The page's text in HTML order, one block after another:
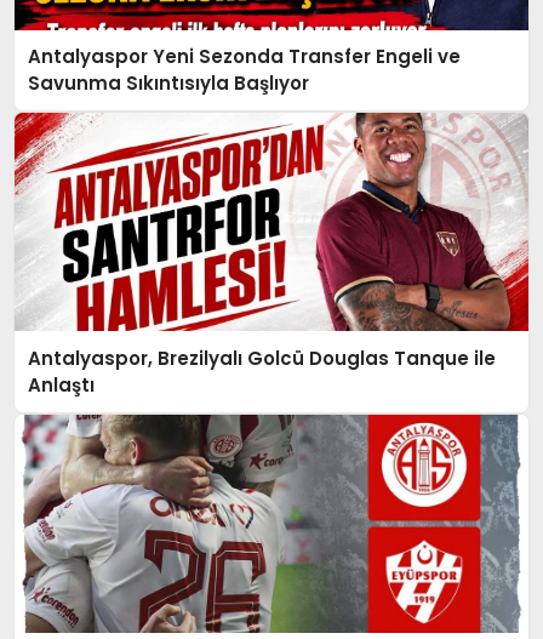
EKONOMI
TURIZM
SAĞLIK
İLETIŞIM
KÜNYE
Antalyaspor Yeni Sezonda Transfer Engeli ve
Savunma Sıkıntısıyla Başlıyor
Antalyaspor, Brezilyalı Golcü Douglas Tanque ile
Anlaştı